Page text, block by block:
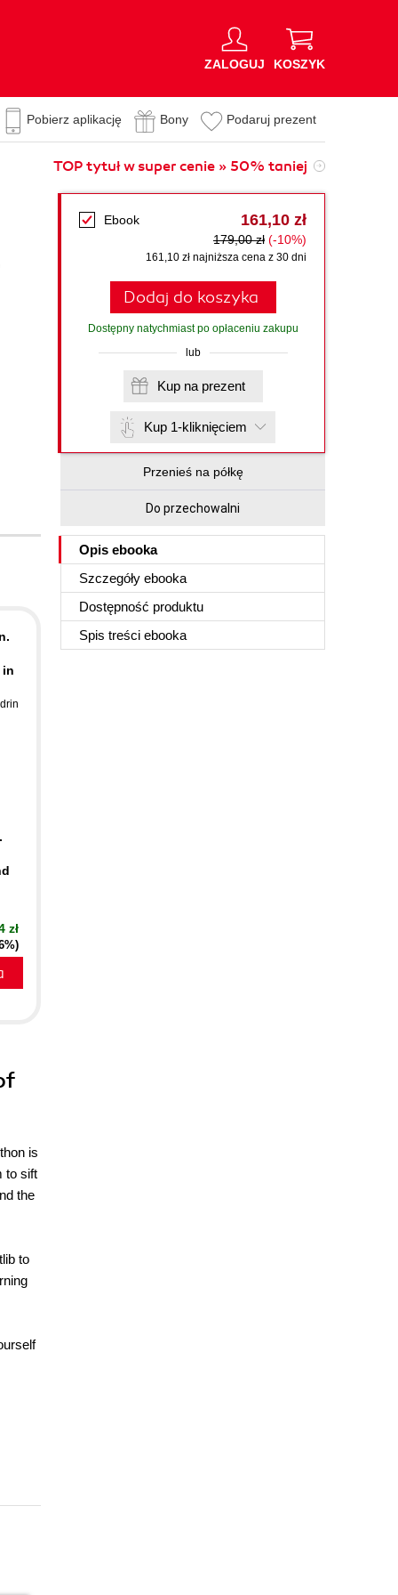
ZALOGUJ KOSZYK
Pobierz aplikację Bony Podaruj prezent
TOP tytuł w super cenie » 50% taniej
Ebook 161,10 zł
179,00 zł (-10%)
161,10 zł najniższa cena z 30 dni
Dodaj do koszyka
Dostępny natychmiast po opłaceniu zakupu
lub
Kup na prezent
Kup 1-kliknięciem
Przenieś na półkę
Do przechowalni
Opis ebooka
Szczegóły ebooka
Dostępność produktu
Spis treści ebooka
in
zł
is
to sift
the
to